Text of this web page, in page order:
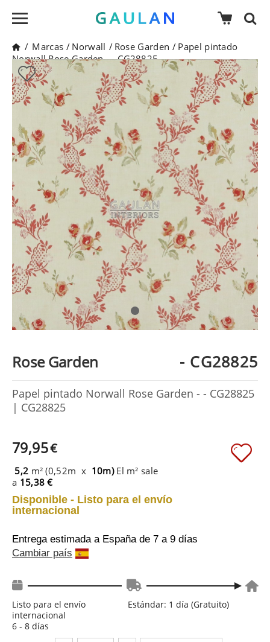
/ Marcas / Norwall / Rose Garden / Papel pintado
Norwall Rose Garden - - CG28825
Rose Garden - CG28825
Papel pintado Norwall Rose Garden - - CG28825
| CG28825
79,95€
5,2 m² (0,52m x 10m) El m² sale
a 15,38 €
Disponible - Listo para el envío
internacional
Entrega estimada a España de 7 a 9 días
Cambiar país
Listo para el envío
internacional
6 - 8 días
Estándar: 1 día (Gratuito)